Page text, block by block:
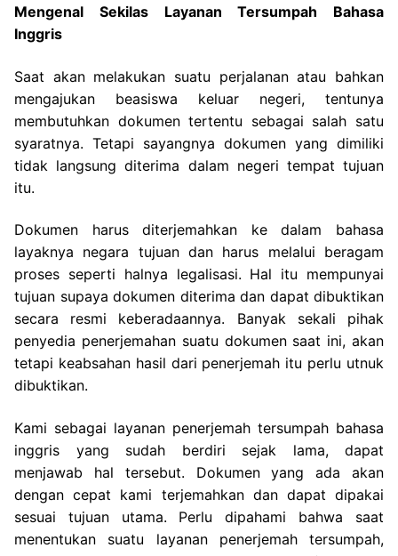
Mengenal Sekilas Layanan Tersumpah Bahasa
Inggris
Saat akan melakukan suatu perjalanan atau bahkan
mengajukan beasiswa keluar negeri, tentunya
membutuhkan dokumen tertentu sebagai salah satu
syaratnya. Tetapi sayangnya dokumen yang dimiliki
tidak langsung diterima dalam negeri tempat tujuan
itu.
Dokumen harus diterjemahkan ke dalam bahasa
layaknya negara tujuan dan harus melalui beragam
proses seperti halnya legalisasi. Hal itu mempunyai
tujuan supaya dokumen diterima dan dapat dibuktikan
secara resmi keberadaannya. Banyak sekali pihak
penyedia penerjemahan suatu dokumen saat ini, akan
tetapi keabsahan hasil dari penerjemah itu perlu utnuk
dibuktikan.
Kami sebagai layanan penerjemah tersumpah bahasa
inggris yang sudah berdiri sejak lama, dapat
menjawab hal tersebut. Dokumen yang ada akan
dengan cepat kami terjemahkan dan dapat dipakai
sesuai tujuan utama. Perlu dipahami bahwa saat
menentukan suatu layanan penerjemah tersumpah,